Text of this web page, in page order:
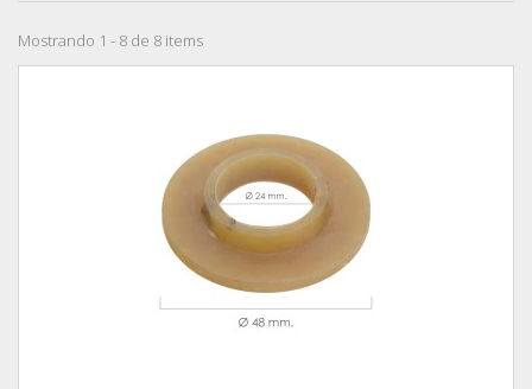
Mostrando 1 - 8 de 8 items